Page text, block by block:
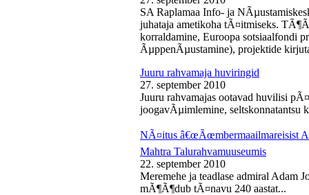
SA Raplamaa Info- ja
juhataja ametikoha tÃ¤itmiseks.
korraldamine, Euroopa sotsiaalfondi
ÃµppenÃµustamine), projektide
Juuru rahvamaja huviringid
27. september 2010
Juuru rahvamajas ootavad huvilisi
joogavÃµimlemine, seltskonnatantsu
NÃ¤itus â€œÃœmbermaailmareisist
Mahtra Talurahvamuuseumis
22. september 2010
Meremehe ja teadlase admiral Adam
mÃ¶Ã¶dub tÃ¤navu 240 aastat...